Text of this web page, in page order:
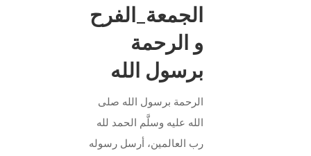
الجمعة_الفرح
و الرحمة
برسول الله
الرحمة برسول الله صلى
الله عليه وسلَّم الحمد لله
رب العالمين، أرسل رسوله